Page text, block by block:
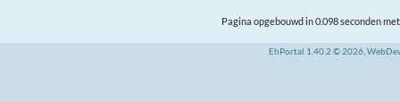
Pagina opgebouwd in 0.098 seconden
EhPortal 1.40.2 © 2026,